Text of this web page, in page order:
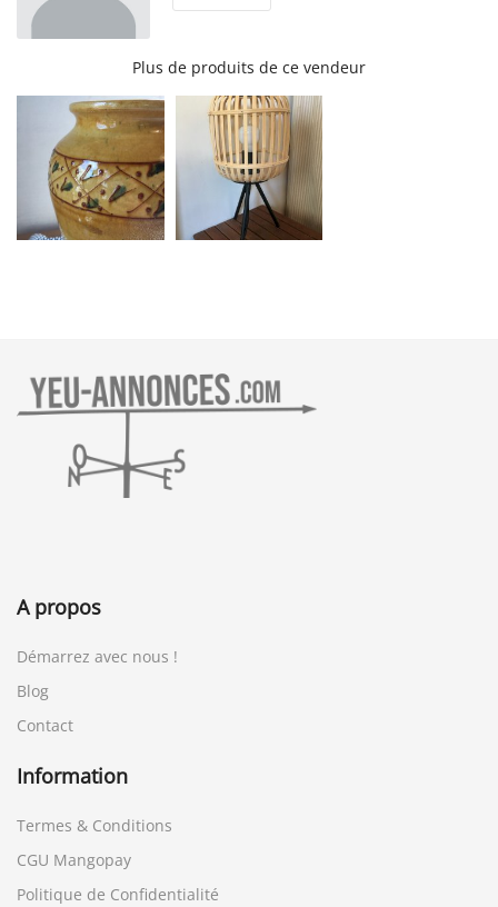
Plus de produits de ce vendeur
A propos
Démarrez avec nous !
Blog
Contact
Information
Termes & Conditions
CGU Mangopay
Politique de Confidentialité